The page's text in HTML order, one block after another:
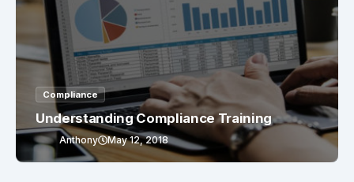
Compliance
Understanding Compliance Training
Anthony May 12, 2018